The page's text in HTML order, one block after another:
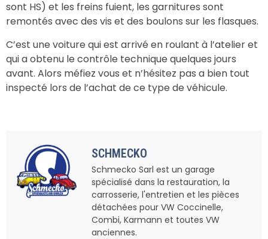
sont HS) et les freins fuient, les garnitures sont
remontés avec des vis et des boulons sur les flasques.
C’est une voiture qui est arrivé en roulant à l’atelier et
qui a obtenu le contrôle technique quelques jours
avant. Alors méfiez vous et n’hésitez pas a bien tout
inspecté lors de l’achat de ce type de véhicule.
SCHMECKO
Schmecko Sarl est un garage
spécialisé dans la restauration, la
carrosserie, l'entretien et les pièces
détachées pour VW Coccinelle,
Combi, Karmann et toutes VW
anciennes.